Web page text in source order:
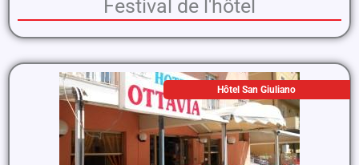
Festival de l'hôtel
Hôtel San Giuliano